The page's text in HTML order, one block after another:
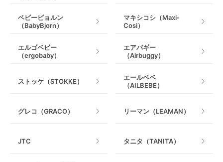
ベビービョルン
（BabyBjorn）
マキシコシ（Maxi-
Cosi）
エルゴベビー
（ergobaby）
エアバギー
（Airbuggy）
ストッケ（STOKKE）
エールベベ
（AILBEBE）
グレコ（GRACO） リーマン（LEAMAN）
JTC タニタ（TANITA）